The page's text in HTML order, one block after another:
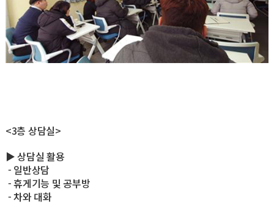
<3층 상담실>
▶ 상담실 활용
- 일반상담
- 휴게기능 및 공부방
- 차와 대화